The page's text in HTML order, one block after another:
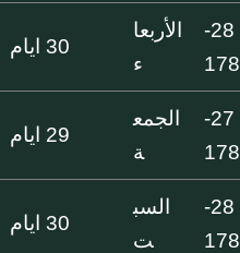
28-
الأربعا
ء
30 ايام
27-
الجمع
ة
29 ايام
28-
السب
ت
30 ايام